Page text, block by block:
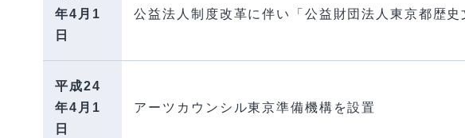
年4月1
日
公益法人制度改革に伴い「公益財団法人東京都歴史
平成24
年4月1
日
アーツカウンシル東京準備機構を設置